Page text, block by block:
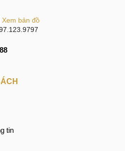
Xem bản đồ
tin